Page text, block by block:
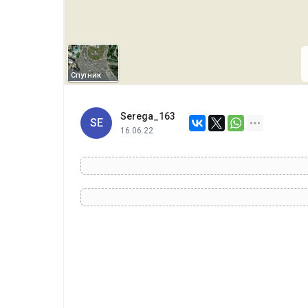
Спутник
SE
Serega_163
16.06.22